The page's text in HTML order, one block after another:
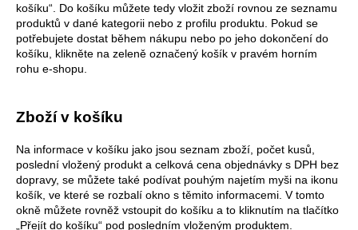
košíku“. Do košíku můžete tedy vložit zboží rovnou ze seznamu
produktů v dané kategorii nebo z profilu produktu. Pokud se
potřebujete dostat během nákupu nebo po jeho dokončení do
košíku, klikněte na zeleně označený košík v pravém horním
rohu e-shopu.
Zboží v košíku
Na informace v košíku jako jsou seznam zboží, počet kusů,
poslední vložený produkt a celková cena objednávky s DPH bez
dopravy, se můžete také podívat pouhým najetím myši na ikonu
košík, ve které se rozbalí okno s těmito informacemi. V tomto
okně můžete rovněž vstoupit do košíku a to kliknutím na tlačítko
„Přejít do košíku“ pod posledním vloženým produktem.